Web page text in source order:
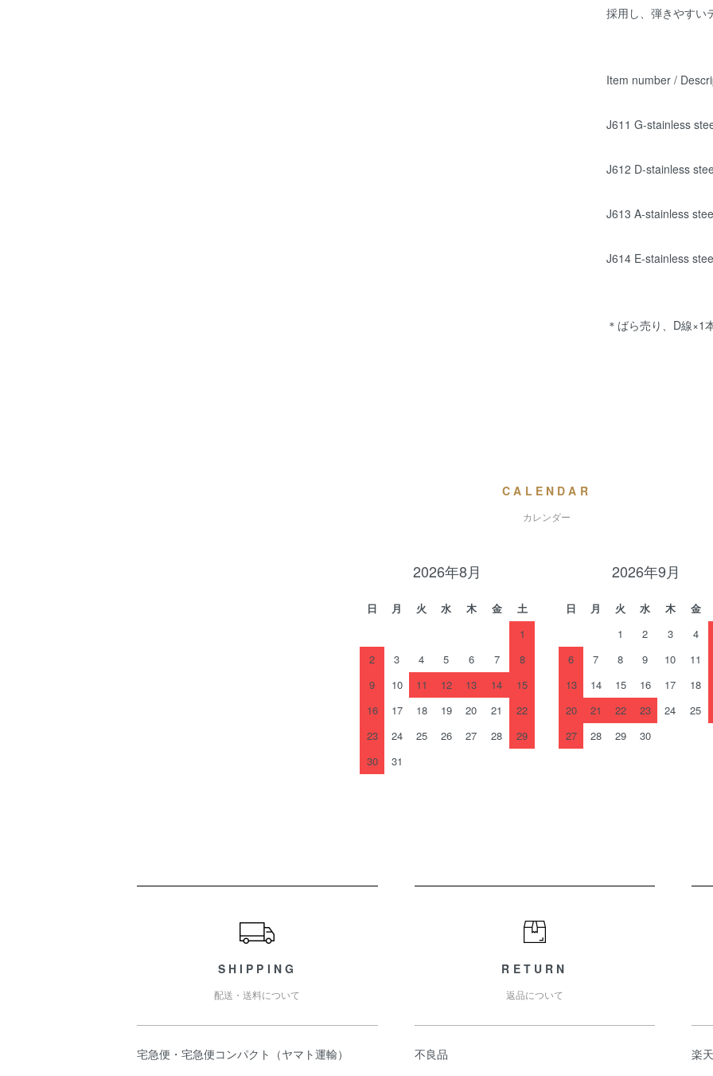
採用し、弾きやすい
Item number /
J611 G-stainless
J612 D-stainless
J613 A-stainless
J614 E-stainless
＊ばら売り、D線×1
CALENDAR
カレンダー
2026年8月
日 月 火 水 木 金
土
1
2
3 4 5 6 7
8
9
10 11 12 13 14
15
16
17 18 19 20 21
22
23
24 25 26 27 28
29
30
31
2026年9月
日 月 火 水 木 金
1
2 3 4
6
7 8 9 10 11
13
14 15 16 17 18
20
21 22 23 24 25
27
28 29 30
SHIPPING
配送・送料について
宅急便・宅急便コンパクト（ヤマト運輸）
RETURN
返品について
不良品
楽